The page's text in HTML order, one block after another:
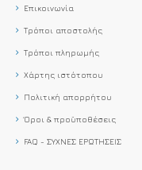
Επικοινωνία
Τρόποι αποστολής
Τρόποι πληρωμής
Χάρτης ιστότοπου
Πολιτική απορρήτου
Όροι & προϋποθέσεις
FAQ - ΣΥΧΝΕΣ ΕΡΩΤΗΣΕΙΣ